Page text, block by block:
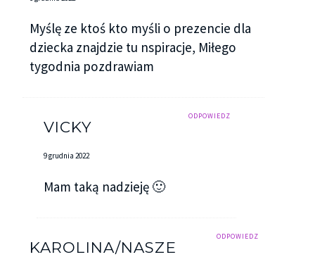
Myślę ze ktoś kto myśli o prezencie dla
dziecka znajdzie tu nspiracje, Miłego
tygodnia pozdrawiam
ODPOWIEDZ
VICKY
9 grudnia 2022
Mam taką nadzieję 🙂
ODPOWIEDZ
KAROLINA/NASZE